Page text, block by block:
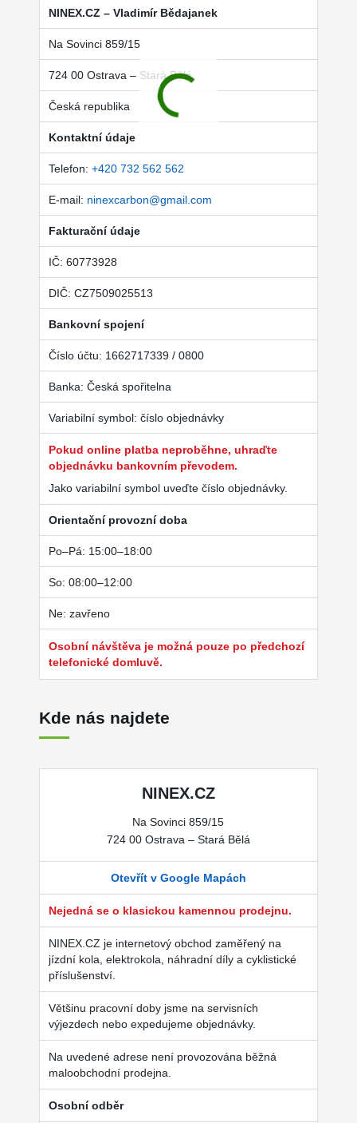
NINEX.CZ – Vladimír Bědajanek
Na Sovinci 859/15
724 00 Ostrava – Stará Bělá
Česká republika
Kontaktní údaje
Telefon: +420 732 562 562
E-mail: ninexcarbon@gmail.com
Fakturační údaje
IČ: 60773928
DIČ: CZ7509025513
Bankovní spojení
Číslo účtu: 1662717339 / 0800
Banka: Česká spořitelna
Variabilní symbol: číslo objednávky
Pokud online platba neproběhne, uhraďte
objednávku bankovním převodem.
Jako variabilní symbol uveďte číslo objednávky.
Orientační provozní doba
Po–Pá: 15:00–18:00
So: 08:00–12:00
Ne: zavřeno
Osobní návštěva je možná pouze po předchozí
telefonické domluvě.
Kde nás najdete
NINEX.CZ
Na Sovinci 859/15
724 00 Ostrava – Stará Bělá
Otevřít v Google Mapách
Nejedná se o klasickou kamennou prodejnu.
NINEX.CZ je internetový obchod zaměřený na
jízdní kola, elektrokola, náhradní díly a cyklistické
příslušenství.
Většinu pracovní doby jsme na servisních
výjezdech nebo expedujeme objednávky.
Na uvedené adrese není provozována běžná
maloobchodní prodejna.
Osobní odběr